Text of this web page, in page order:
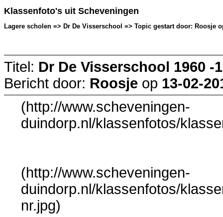
Klassenfoto's uit Scheveningen
Lagere scholen => Dr De Visserschool => Topic gestart door: Roosje
Titel: Dr De Visserschool 1960 -
Bericht door: Roosje op 13-02-
(http://www.scheveningen-
duindorp.nl/klassenfotos/
(http://www.scheveningen-
duindorp.nl/klassenfotos/
nr.jpg)